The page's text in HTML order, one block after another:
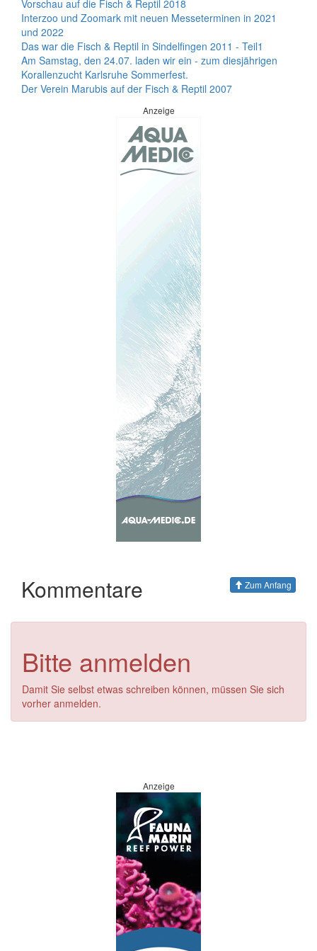
Vorschau auf die Fisch & Reptil 2018
Interzoo und Zoomark mit neuen Messeterminen in 2021
und 2022
Das war die Fisch & Reptil in Sindelfingen 2011 - Teil1
Am Samstag, den 24.07. laden wir ein - zum diesjährigen
Korallenzucht Karlsruhe Sommerfest.
Der Verein Marubis auf der Fisch & Reptil 2007
Anzeige
Kommentare Zum Anfang
Bitte anmelden
Damit Sie selbst etwas schreiben können, müssen Sie sich
vorher anmelden.
Anzeige